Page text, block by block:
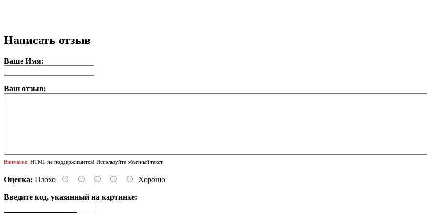
Написать отзыв
Ваше Имя:
Ваш отзыв:
Внимание: HTML не поддерживается! Используйте обычный текст.
Оценка: Плохо Хорошо
Введите код, указанный на картинке: